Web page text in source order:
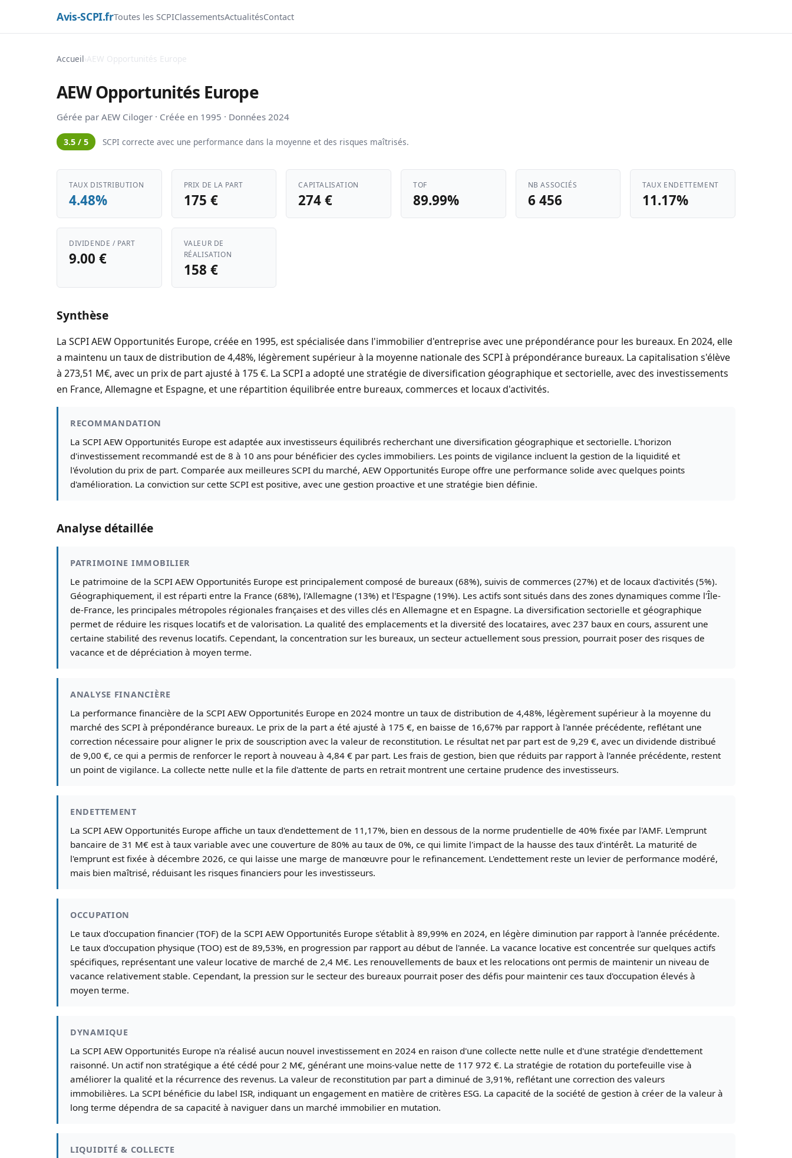
Avis-SCPI.frToutes les SCPIClassementsActualitésContact
Accueil›AEW Opportunités Europe
AEW Opportunités Europe
Gérée par AEW Ciloger · Créée en 1995 · Données 2024
3.5 / 5 SCPI correcte avec une performance dans la moyenne et des risques maîtrisés.
TAUX DISTRIBUTION
4.48%
PRIX DE LA PART
175 €
CAPITALISATION
274 €
TOF
89.99%
NB ASSOCIÉS
6 456
TAUX ENDETTEMENT
11.17%
DIVIDENDE / PART
9.00 €
VALEUR DE
RÉALISATION
158 €
Synthèse
La SCPI AEW Opportunités Europe, créée en 1995, est spécialisée dans l'immobilier d'entreprise avec une prépondérance pour les bureaux. En 2024, elle
a maintenu un taux de distribution de 4,48%, légèrement supérieur à la moyenne nationale des SCPI à prépondérance bureaux. La capitalisation s'élève
à 273,51 M€, avec un prix de part ajusté à 175 €. La SCPI a adopté une stratégie de diversification géographique et sectorielle, avec des investissements
en France, Allemagne et Espagne, et une répartition équilibrée entre bureaux, commerces et locaux d'activités.
RECOMMANDATION
La SCPI AEW Opportunités Europe est adaptée aux investisseurs équilibrés recherchant une diversification géographique et sectorielle. L'horizon
d'investissement recommandé est de 8 à 10 ans pour bénéficier des cycles immobiliers. Les points de vigilance incluent la gestion de la liquidité et
l'évolution du prix de part. Comparée aux meilleures SCPI du marché, AEW Opportunités Europe offre une performance solide avec quelques points
d'amélioration. La conviction sur cette SCPI est positive, avec une gestion proactive et une stratégie bien définie.
Analyse détaillée
PATRIMOINE IMMOBILIER
Le patrimoine de la SCPI AEW Opportunités Europe est principalement composé de bureaux (68%), suivis de commerces (27%) et de locaux d'activités (5%).
Géographiquement, il est réparti entre la France (68%), l'Allemagne (13%) et l'Espagne (19%). Les actifs sont situés dans des zones dynamiques comme l'Île-
de-France, les principales métropoles régionales françaises et des villes clés en Allemagne et en Espagne. La diversification sectorielle et géographique
permet de réduire les risques locatifs et de valorisation. La qualité des emplacements et la diversité des locataires, avec 237 baux en cours, assurent une
certaine stabilité des revenus locatifs. Cependant, la concentration sur les bureaux, un secteur actuellement sous pression, pourrait poser des risques de
vacance et de dépréciation à moyen terme.
ANALYSE FINANCIÈRE
La performance financière de la SCPI AEW Opportunités Europe en 2024 montre un taux de distribution de 4,48%, légèrement supérieur à la moyenne du
marché des SCPI à prépondérance bureaux. Le prix de la part a été ajusté à 175 €, en baisse de 16,67% par rapport à l'année précédente, reflétant une
correction nécessaire pour aligner le prix de souscription avec la valeur de reconstitution. Le résultat net par part est de 9,29 €, avec un dividende distribué
de 9,00 €, ce qui a permis de renforcer le report à nouveau à 4,84 € par part. Les frais de gestion, bien que réduits par rapport à l'année précédente, restent
un point de vigilance. La collecte nette nulle et la file d'attente de parts en retrait montrent une certaine prudence des investisseurs.
ENDETTEMENT
La SCPI AEW Opportunités Europe affiche un taux d'endettement de 11,17%, bien en dessous de la norme prudentielle de 40% fixée par l'AMF. L'emprunt
bancaire de 31 M€ est à taux variable avec une couverture de 80% au taux de 0%, ce qui limite l'impact de la hausse des taux d'intérêt. La maturité de
l'emprunt est fixée à décembre 2026, ce qui laisse une marge de manœuvre pour le refinancement. L'endettement reste un levier de performance modéré,
mais bien maîtrisé, réduisant les risques financiers pour les investisseurs.
OCCUPATION
Le taux d'occupation financier (TOF) de la SCPI AEW Opportunités Europe s'établit à 89,99% en 2024, en légère diminution par rapport à l'année précédente.
Le taux d'occupation physique (TOO) est de 89,53%, en progression par rapport au début de l'année. La vacance locative est concentrée sur quelques actifs
spécifiques, représentant une valeur locative de marché de 2,4 M€. Les renouvellements de baux et les relocations ont permis de maintenir un niveau de
vacance relativement stable. Cependant, la pression sur le secteur des bureaux pourrait poser des défis pour maintenir ces taux d'occupation élevés à
moyen terme.
DYNAMIQUE
La SCPI AEW Opportunités Europe n'a réalisé aucun nouvel investissement en 2024 en raison d'une collecte nette nulle et d'une stratégie d'endettement
raisonné. Un actif non stratégique a été cédé pour 2 M€, générant une moins-value nette de 117 972 €. La stratégie de rotation du portefeuille vise à
améliorer la qualité et la récurrence des revenus. La valeur de reconstitution par part a diminué de 3,91%, reflétant une correction des valeurs
immobilières. La SCPI bénéficie du label ISR, indiquant un engagement en matière de critères ESG. La capacité de la société de gestion à créer de la valeur à
long terme dépendra de sa capacité à naviguer dans un marché immobilier en mutation.
LIQUIDITÉ & COLLECTE